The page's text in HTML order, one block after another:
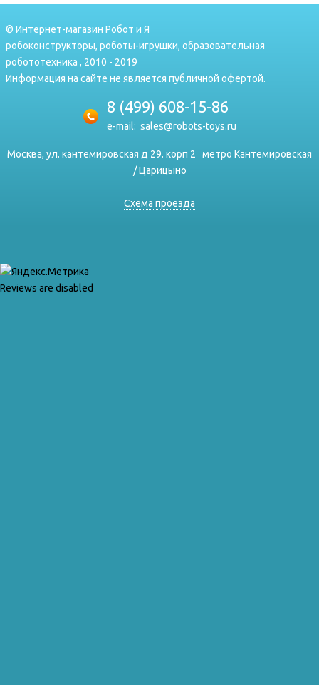
© Интернет-магазин Робот и Я
робоконструкторы, роботы-игрушки, образовательная
робототехника , 2010 - 2019
Информация на сайте не является публичной офертой.
8 (499) 608-15-86
e-mail: sales@robots-toys.ru
Москва, ул. кантемировская д 29. корп 2
метро Кантемировская
/ Царицыно
Схема проезда
Reviews are disabled